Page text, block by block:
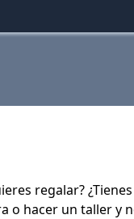
regalar?
o hacer un taller y